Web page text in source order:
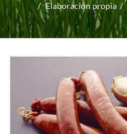
Elaboración propia